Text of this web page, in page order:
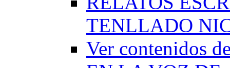
TENLLADO
Ver contenidos